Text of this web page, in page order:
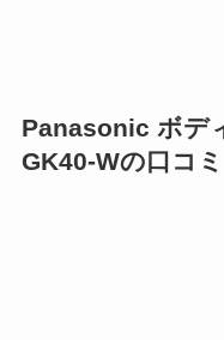
Panasonic ボデ
GK40-Wの口コ